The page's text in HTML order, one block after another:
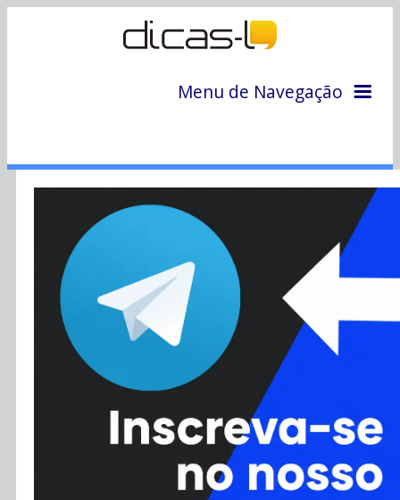
Menu de Navegação
Colunas
Colaboradores
Cursos
Enviar Dica